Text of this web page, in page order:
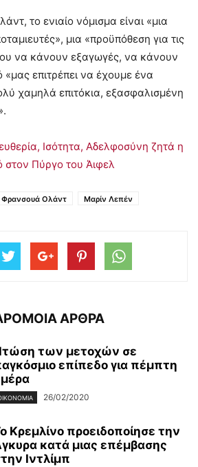
το ενιαίο νόμισμα είναι «μια
μια «προϋπόθεση για τις
να κάνουν εξαγωγές, να κάνουν
«μας επιτρέπει να έχουμε ένα
χαμηλά επιτόκια, εξασφαλισμένη
Ισότητα, Αδελφοσύνη ζητά η
στον Πύργο του Άιφελ
Φρανσουά Ολάντ Μαρίν Λεπέν
ΑΡΘΡΑ
των μετοχών σε
επίπεδο για πέμπτη
26/02/2020
Κρεμλίνο προειδοποίησε την
κατά μιας επέμβασης
Ιντλίμπ